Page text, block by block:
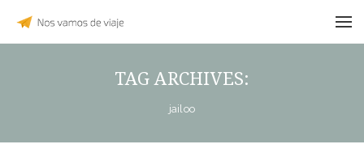
TAG ARCHIVES:
jailoo